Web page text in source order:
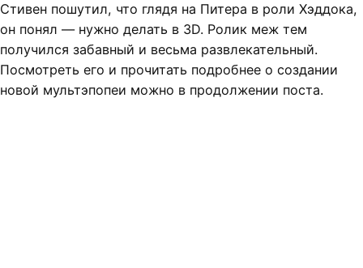
Стивен пошутил, что глядя на Питера в роли Хэддока,
он понял — нужно делать в 3D. Ролик меж тем
получился забавный и весьма развлекательный.
Посмотреть его и прочитать подробнее о создании
новой мультэпопеи можно в продолжении поста.